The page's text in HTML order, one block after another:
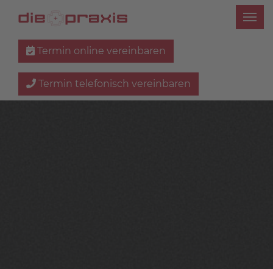
Termin online vereinbaren
Termin telefonisch vereinbaren